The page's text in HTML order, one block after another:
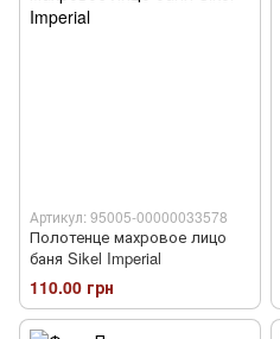
Артикул: 95005-00000033578
Полотенце махровое лицо
баня Sikel Imperial
110.00 грн